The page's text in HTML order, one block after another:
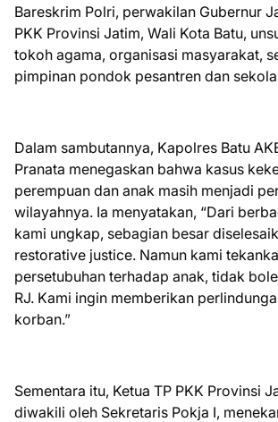
Bareskrim Polri, perwakilan Gubernur
PKK Provinsi Jatim, Wali Kota Batu,
tokoh agama, organisasi masyarakat,
pimpinan pondok pesantren dan
Dalam sambutannya, Kapolres Batu
Pranata menegaskan bahwa kasus
perempuan dan anak masih menjadi
wilayahnya. Ia menyatakan, “Dari
kami ungkap, sebagian besar
restorative justice. Namun kami
persetubuhan terhadap anak, tidak
RJ. Kami ingin memberikan
korban.”
Sementara itu, Ketua TP PKK Provinsi
diwakili oleh Sekretaris Pokja I,